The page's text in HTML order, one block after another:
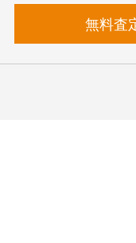
無料査